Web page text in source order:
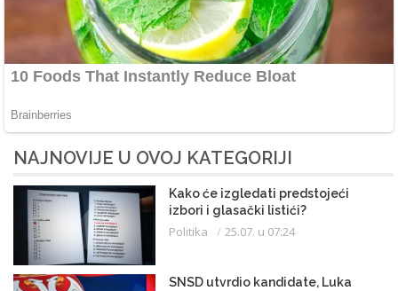
NAJNOVIJE U OVOJ KATEGORIJI
Kako će izgledati predstojeći
izbori i glasački listići?
Politika 25.07. u 07:24
SNSD utvrdio kandidate, Luka